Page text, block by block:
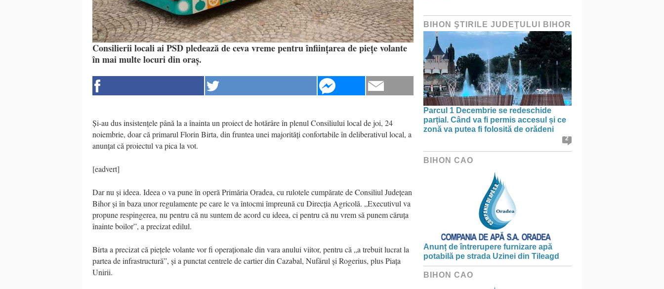
Consilierii locali ai PSD pledează de ceva vreme pentru înființarea de piețe volante
în mai multe locuri din oraș.
Și-au dus insistențele până la a înainta un proiect de hotărâre în plenul Consiliului local de joi, 24
noiembrie, doar că primarul Florin Birta, din fruntea unei majorități confortabile în deliberativul local, a
anunțat că proiectul va pica la vot.
[eadvert]
Dar nu și ideea. Ideea o va pune în operă Primăria Oradea, cu rulotele cumpărate de Consiliul Județean
Bihor și în baza unor regulamente pe care le va întocmi împreună cu Direcția Agricolă. „Executivul va
propune respingerea, nu pentru că nu suntem de acord cu ideea, ci pentru că nu vrem să punem căruța
înainte boilor”, a precizat edilul.
Birta a precizat că piețele volante vor fi operaționale din vara anului viitor, pentru că „a trebuit lucrat la
partea de infrastructură”, și a punctat centrele de cartier din Cazabal, Nufărul și Rogerius, plus Piața
Unirii.
BIHON ŞTIRILE JUDEŢULUI BIHOR
Parcul 1 Decembrie se redeschide
parțial. Când va fi permis accesul și ce
zonă va putea fi folosită de orădeni
2
BIHON CAO
Anunț de întrerupere furnizare apă
potabilă pe strada Uzinei din Tileagd
BIHON CAO